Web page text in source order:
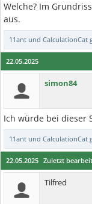
Welche? Im
aus.
11ant und CalculationCat
22.05.2025
simon84
Ich würde bei dieser
11ant und CalculationCat
22.05.2025 Zuletzt
Tilfred